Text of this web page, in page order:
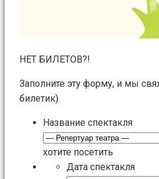
НЕТ БИЛЕТОВ?!
Заполните эту форму, и мы
билетик)
Название спектакля
хотите посетить
Дата спектакля